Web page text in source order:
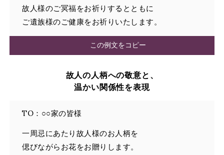
故人様のご冥福をお祈りするとともに
ご遺族様のご健康をお祈りいたします。
この例文をコピー
故人の人柄への敬意と、
温かい関係性を表現
TO：○○家の皆様
一周忌にあたり故人様のお人柄を
偲びながらお花をお贈りします。